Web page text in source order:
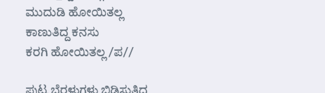
ಮುದುಡಿ ಹೋಯಿತಲ್ಲ
ಕಾಣುತಿದ್ದ ಕನಸು
ಕರಗಿ ಹೋಯಿತಲ್ಲ /ಪ//
ಪುಟ್ಟ ಬೆರಳುಗಳು ಬಿಡಿಸುತ್ತಿದ್ದ